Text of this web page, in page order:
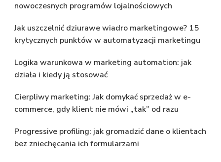
nowoczesnych programów lojalnościowych
Jak uszczelnić dziurawe wiadro marketingowe? 15
krytycznych punktów w automatyzacji marketingu
Logika warunkowa w marketing automation: jak
działa i kiedy ją stosować
Cierpliwy marketing: Jak domykać sprzedaż w e-
commerce, gdy klient nie mówi „tak” od razu
Progressive profiling: jak gromadzić dane o klientach
bez zniechęcania ich formularzami